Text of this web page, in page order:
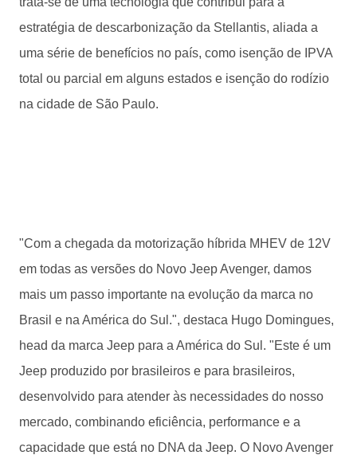
estratégia de descarbonização da Stellantis, aliada a
uma série de benefícios no país, como isenção de IPVA
total ou parcial em alguns estados e isenção do rodízio
na cidade de São Paulo.
"Com a chegada da motorização híbrida MHEV de 12V
em todas as versões do Novo Jeep Avenger, damos
mais um passo importante na evolução da marca no
Brasil e na América do Sul.", destaca Hugo Domingues,
head da marca Jeep para a América do Sul. "Este é um
Jeep produzido por brasileiros e para brasileiros,
desenvolvido para atender às necessidades do nosso
mercado, combinando eficiência, performance e a
capacidade que está no DNA da Jeep. O Novo Avenger